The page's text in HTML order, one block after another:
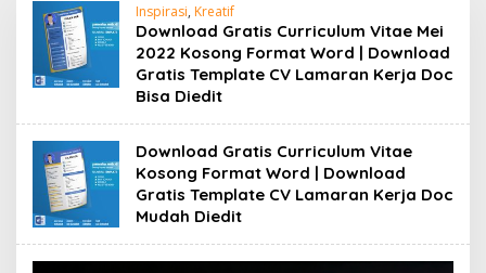
Inspirasi, Kreatif
Download Gratis Curriculum Vitae Mei
2022 Kosong Format Word | Download
Gratis Template CV Lamaran Kerja Doc
Bisa Diedit
Download Gratis Curriculum Vitae
Kosong Format Word | Download
Gratis Template CV Lamaran Kerja Doc
Mudah Diedit